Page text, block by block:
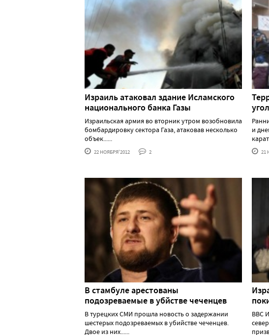
Израиль атаковал здание Исламского
национального банка Газы
Израильская армия во вторник утром возобновила
бомбардировку сектора Газа, атаковав несколько
объек......
22 НОЯБРЯ'2012 2
и
21
В стамбуле арестованы
подозреваемые в убйстве чеченцев
В турецких СМИ прошла новость о задержании
шестерых подозреваемых в убийстве чеченцев.
Двое из них......
ВВС